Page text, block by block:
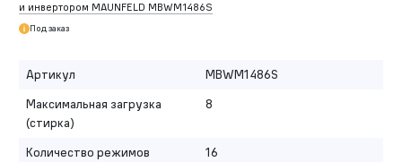
и инвертором MAUNFELD MBWM1486S
Под заказ
Артикул
MBWM1486S
Максимальная загрузка
(стирка)
8
Количество режимов
16